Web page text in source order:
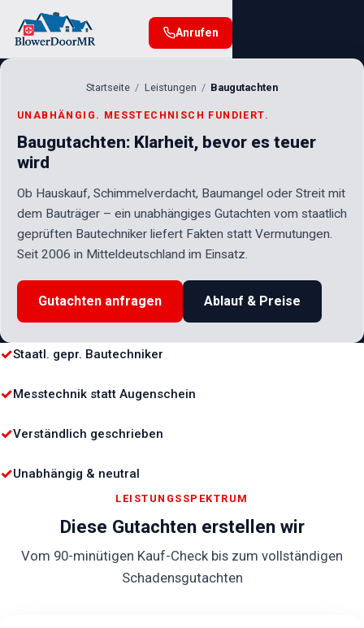
Anrufen
Startseite Leistungen Baugutachten
UNABHÄNGIG. MESSTECHNISCH FUNDIERT.
Baugutachten: Klarheit, bevor es teuer
wird
Ob Hauskauf, Schimmelverdacht, Baumangel oder Streit mit
dem Bauträger – ein unabhängiges Gutachten vom staatlich
geprüften Bautechniker liefert Fakten statt Vermutungen.
Seit 2006 in Mitteldeutschland im Einsatz.
Gutachten anfragen Ablauf & Preise
✓Staatl. gepr. Bautechniker
✓Messtechnik statt Augenschein
✓Verständlich geschrieben
✓Unabhängig & neutral
LEISTUNGSSPEKTRUM
Diese Gutachten erstellen wir
Vom 90-minütigen Kauf-Check bis zum vollständigen
Schadensgutachten